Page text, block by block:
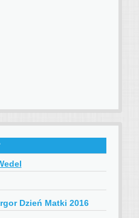
Dzień Matki 2016